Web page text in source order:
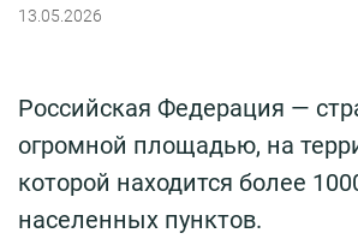
13.05.2026
Российская Федерация —
огромной площадью, на
которой находится более
населенных пунктов.